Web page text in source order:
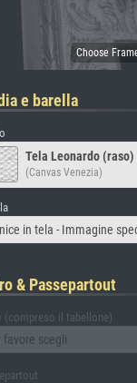
e barella
Tela Leonardo (raso)
(Canvas Venezia)
in tela - Immagine
& Passepartout
(compreso il tabellone)
favore scegli